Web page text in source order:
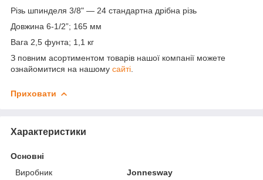
Різь шпинделя 3/8" — 24 стандартна дрібна різь
Довжина 6-1/2”; 165 мм
Вага 2,5 фунта; 1,1 кг
З повним асортиментом товарів нашої компанії можете
ознайомитися на нашому сайті
Приховати
Характеристики
Основні
Виробник
Jonnesway